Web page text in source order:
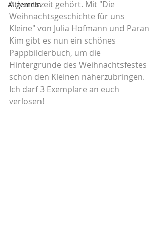
Allgemein
Adventszeit gehört. Mit "Die
Weihnachtsgeschichte für uns
Kleine" von Julia Hofmann und Paran
Kim gibt es nun ein schönes
Pappbilderbuch, um die
Hintergründe des Weihnachtsfestes
schon den Kleinen näherzubringen.
Ich darf 3 Exemplare an euch
verlosen!